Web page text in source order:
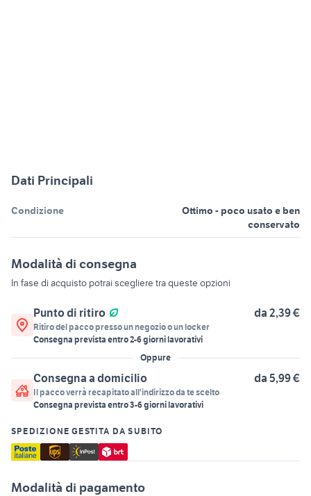
Dati Principali
Condizione
Ottimo - poco usato e ben
conservato
Modalità di consegna
In fase di acquisto potrai scegliere tra queste opzioni
Punto di ritiro da 2,39 €
Ritiro del pacco presso un negozio o un locker
Consegna prevista entro2-6giorni lavorativi
Oppure
Consegna a domicilio da 5,99 €
Il pacco verrà recapitato all'indirizzo da te scelto
Consegna prevista entro3-6giorni lavorativi
SPEDIZIONE GESTITA DA SUBITO
Modalità di pagamento